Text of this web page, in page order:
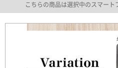
こちらの商品は選択中のスマート